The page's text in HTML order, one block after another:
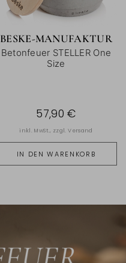
BESKE-MANUFAKTUR
Betonfeuer STELLER One
Size
IN DEN WARENKORB
57,90 €
inkl. MwSt., zzgl.Versand